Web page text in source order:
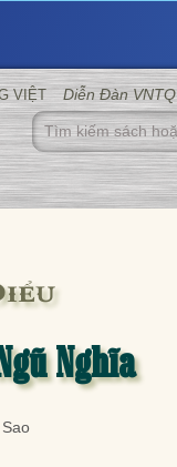
VIỆT Diễn Đàn VNTQ
Nghĩa